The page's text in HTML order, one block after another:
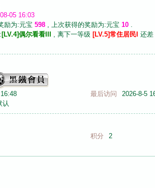
05 16:03
励为:元宝 598 , 上次获得的奖励为:元宝 10 .
[LV.4]偶尔看看III , 离下一等级 [LV.5]常住居民I 还差
最后访问
2026-8-5
认
积分 2